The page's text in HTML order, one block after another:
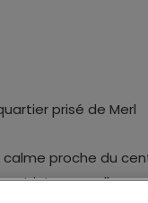
prisé de Merl
calme proche du
et intemporelle aux